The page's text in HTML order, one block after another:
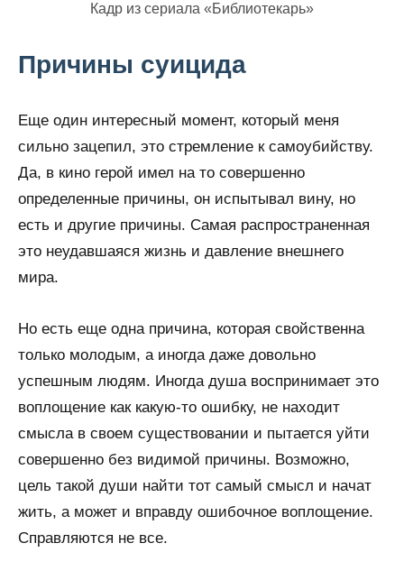
Кадр из сериала «Библиотекарь»
Причины суицида
Еще один интересный момент, который меня
сильно зацепил, это стремление к самоубийству.
Да, в кино герой имел на то совершенно
определенные причины, он испытывал вину, но
есть и другие причины. Самая распространенная
это неудавшаяся жизнь и давление внешнего
мира.
Но есть еще одна причина, которая свойственна
только молодым, а иногда даже довольно
успешным людям. Иногда душа воспринимает это
воплощение как какую-то ошибку, не находит
смысла в своем существовании и пытается уйти
совершенно без видимой причины. Возможно,
цель такой души найти тот самый смысл и начат
жить, а может и вправду ошибочное воплощение.
Справляются не все.